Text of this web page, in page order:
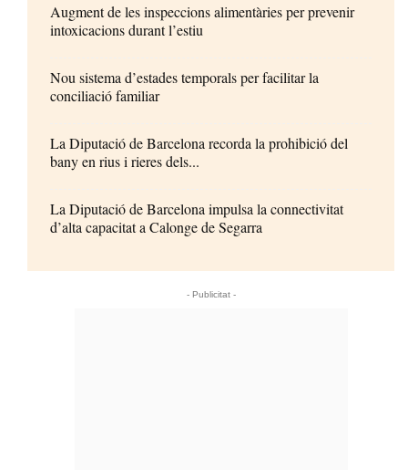
Augment de les inspeccions alimentàries per prevenir
intoxicacions durant l’estiu
Nou sistema d’estades temporals per facilitar la
conciliació familiar
La Diputació de Barcelona recorda la prohibició del
bany en rius i rieres dels...
La Diputació de Barcelona impulsa la connectivitat
d’alta capacitat a Calonge de Segarra
- Publicitat -